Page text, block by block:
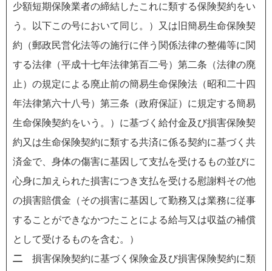
少額短期保険業者の締結したこれに類する保険契約をい
う。以下この号において同じ。）又は旧簡易生命保険契
約（郵政民営化法等の施行に伴う関係法律の整備等に関
する法律（平成十七年法律第百二号）第二条（法律の廃
止）の規定による廃止前の簡易生命保険法（昭和二十四
年法律第六十八号）第三条（政府保証）に規定する簡易
生命保険契約をいう。）に基づく給付金及び損害保険契
約又は生命保険契約に類する共済に係る契約に基づく共
済金で、身体の傷害に基因して支払を受けるもの並びに
心身に加えられた損害につき支払を受ける慰謝料その他
の損害賠償金（その損害に基因して勤務又は業務に従事
することができなかつたことによる給与又は収益の補償
として受けるものを含む。）
二 損害保険契約に基づく保険金及び損害保険契約に類